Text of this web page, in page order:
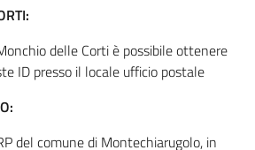
delle Corti è possibile ottenere
ID presso il locale ufficio postale
del comune di Montechiarugolo, in